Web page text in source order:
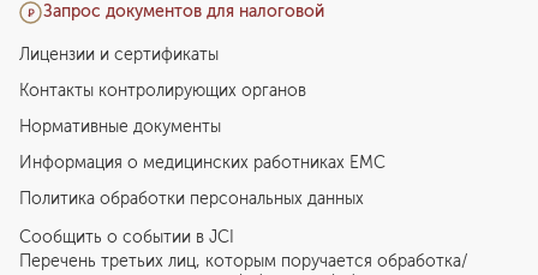
Запрос документов для налоговой
Лицензии и сертификаты
Контакты контролирующих органов
Нормативные документы
Информация о медицинских работниках EMC
Политика обработки персональных данных
Сообщить о событии в JCI
Перечень третьих лиц, которым поручается обработка/